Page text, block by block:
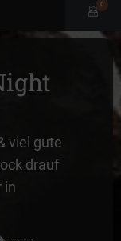
View
cart
0
viel gute
drauf
in